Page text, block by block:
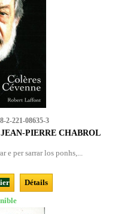
2-221-08635-3
PIERRE CHABROL
e per sarrar los ponhs,...
Détails